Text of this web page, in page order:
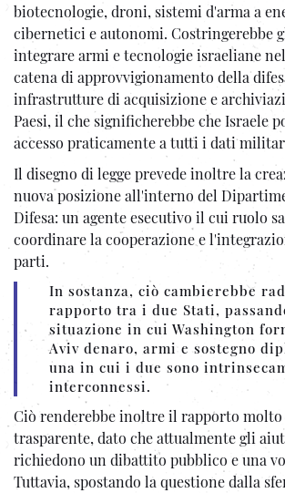
biotecnologie, droni, sistemi d'arma a
cibernetici e autonomi. Costringerebbe
integrare armi e tecnologie israeliane
catena di approvvigionamento della
infrastrutture di acquisizione e
Paesi, il che significherebbe che Israele
accesso praticamente a tutti i dati
Il disegno di legge prevede inoltre la
nuova posizione all'interno del
Difesa: un agente esecutivo il cui ruolo
coordinare la cooperazione e
parti.
In sostanza, ciò cambierebbe
rapporto tra i due Stati,
situazione in cui Washington
Aviv denaro, armi e sostegno
una in cui i due sono
interconnessi.
Ciò renderebbe inoltre il rapporto molto
trasparente, dato che attualmente gli
richiedono un dibattito pubblico e una
Tuttavia, spostando la questione dalla